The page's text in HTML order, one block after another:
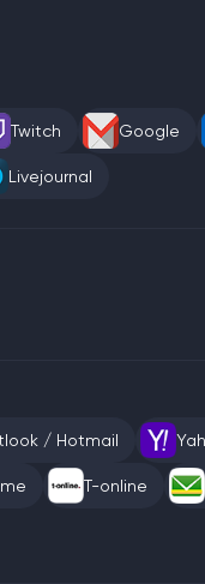
Twitch Google
Livejournal
/ Hotmail
T-online